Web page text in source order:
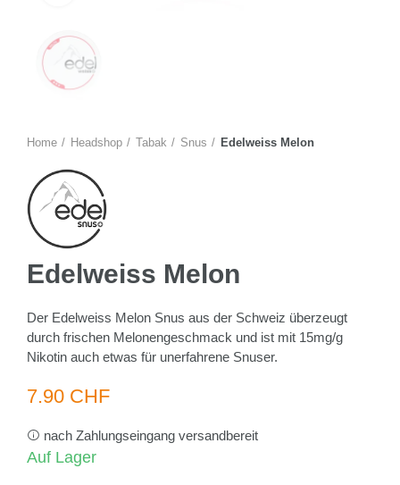
Home Headshop Tabak Snus Edelweiss Melon
Edelweiss Melon
Der Edelweiss Melon Snus aus der Schweiz überzeugt
durch frischen Melonengeschmack und ist mit 15mg/g
Nikotin auch etwas für unerfahrene Snuser.
7.90 CHF
nach Zahlungseingang versandbereit
Auf Lager